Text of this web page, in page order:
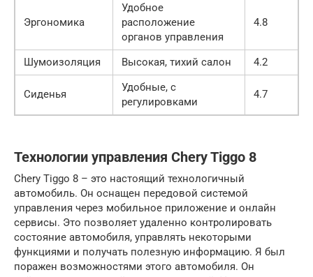
Эргономика
Удобное
расположение
органов управления
4.8
Шумоизоляция Высокая, тихий салон 4.2
Сиденья
Удобные, с
регулировками
4.7
Технологии управления Chery Tiggo 8
Chery Tiggo 8 – это настоящий технологичный
автомобиль. Он оснащен передовой системой
управления через мобильное приложение и онлайн
сервисы. Это позволяет удаленно контролировать
состояние автомобиля, управлять некоторыми
функциями и получать полезную информацию. Я был
поражен возможностями этого автомобиля. Он